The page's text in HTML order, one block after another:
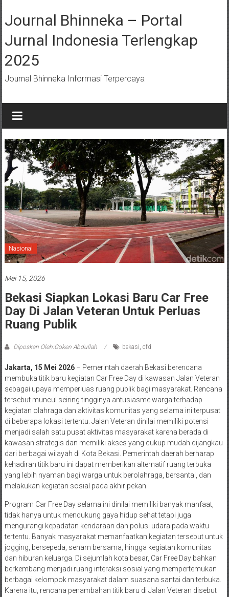
konten
Journal Bhinneka – Portal
Jurnal Indonesia Terlengkap
2025
Journal Bhinneka Informasi Terpercaya
Nasional
Mei 15, 2026
Bekasi Siapkan Lokasi Baru Car Free
Day Di Jalan Veteran Untuk Perluas
Ruang Publik
Diposkan Oleh:Goken Abdullah bekasi, cfd
Jakarta, 15 Mei 2026– Pemerintah daerah Bekasi berencana
membuka titik baru kegiatan Car Free Day di kawasan Jalan Veteran
sebagai upaya memperluas ruang publik bagi masyarakat. Rencana
tersebut muncul seiring tingginya antusiasme warga terhadap
kegiatan olahraga dan aktivitas komunitas yang selama ini terpusat
di beberapa lokasi tertentu. Jalan Veteran dinilai memiliki potensi
menjadi salah satu pusat aktivitas masyarakat karena berada di
kawasan strategis dan memiliki akses yang cukup mudah dijangkau
dari berbagai wilayah di Kota Bekasi. Pemerintah daerah berharap
kehadiran titik baru ini dapat memberikan alternatif ruang terbuka
yang lebih nyaman bagi warga untuk berolahraga, bersantai, dan
melakukan kegiatan sosial pada akhir pekan.
Program Car Free Day selama ini dinilai memiliki banyak manfaat,
tidak hanya untuk mendukung gaya hidup sehat tetapi juga
mengurangi kepadatan kendaraan dan polusi udara pada waktu
tertentu. Banyak masyarakat memanfaatkan kegiatan tersebut untuk
jogging, bersepeda, senam bersama, hingga kegiatan komunitas
dan hiburan keluarga. Di sejumlah kota besar, Car Free Day bahkan
berkembang menjadi ruang interaksi sosial yang mempertemukan
berbagai kelompok masyarakat dalam suasana santai dan terbuka.
Karena itu, rencana penambahan titik baru di Jalan Veteran disebut